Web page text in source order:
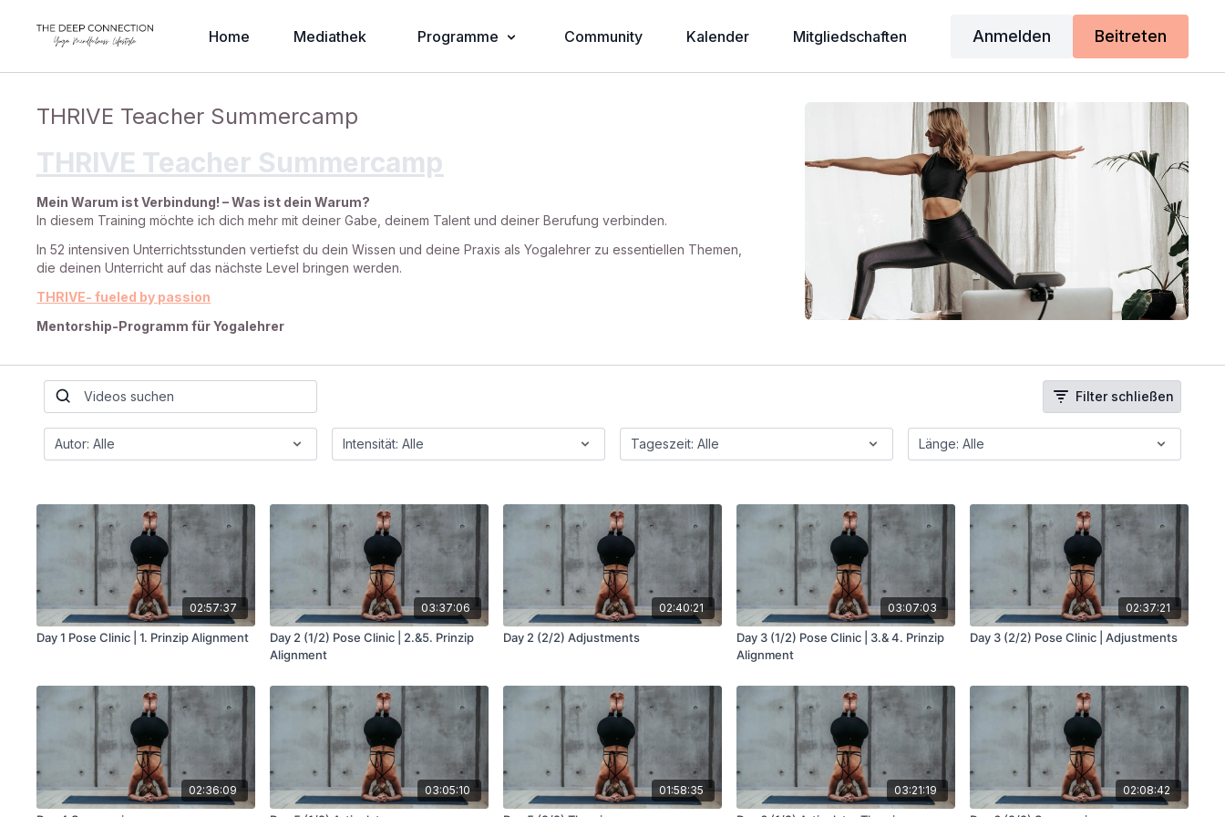
Home Mediathek Programme Community Kalender Mitgliedschaften Anmelden Beitreten
THRIVE Teacher Summercamp
THRIVE Teacher Summercamp
Mein Warum ist Verbindung! – Was ist dein Warum?
In diesem Training möchte ich dich mehr mit deiner Gabe, deinem Talent und deiner Berufung verbinden.
In 52 intensiven Unterrichtsstunden vertiefst du dein Wissen und deine Praxis als Yogalehrer zu essentiellen Themen,
die deinen Unterricht auf das nächste Level bringen werden.
THRIVE- fueled by passion
Mentorship-Programm für Yogalehrer
Filter schließen
02:57:37
Day 1 Pose Clinic | 1. Prinzip Alignment
03:37:06
Day 2 (1/2) Pose Clinic | 2.&5. Prinzip
Alignment
02:40:21
Day 2 (2/2) Adjustments
03:07:03
Day 3 (1/2) Pose Clinic | 3.& 4. Prinzip
Alignment
02:37:21
Day 3 (2/2) Pose Clinic | Adjustments
02:36:09 03:05:10 01:58:35 03:21:19 02:08:42